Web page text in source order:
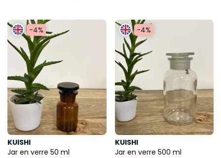
-4%
KUISHI
Jar en verre 50 ml
-4%
KUISHI
Jar en verre 500 ml